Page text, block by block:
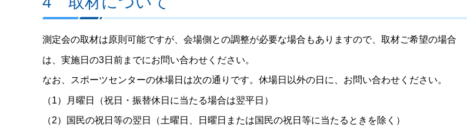
測定会の取材は原則可能ですが、会場側との調整が必要な場合もありますので、取材ご希望の場合
は、実施日の3日前までにお問い合わせください。
なお、スポーツセンターの休場日は次の通りです。休場日以外の日に、お問い合わせください。
（1）月曜日（祝日・振替休日に当たる場合は翌平日）
（2）国民の祝日等の翌日（土曜日、日曜日または国民の祝日等に当たるときを除く）